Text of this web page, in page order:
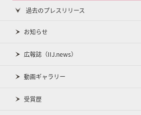
過去のプレスリリース
お知らせ
広報誌（IIJ.news）
動画ギャラリー
受賞歴